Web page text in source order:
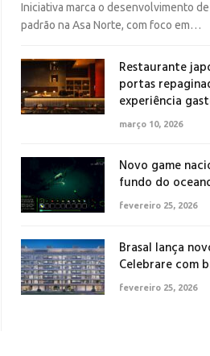
Iniciativa marca o desenvolvimento
padrão na Asa Norte, com foco em…
Restaurante
portas
experiência
março 10, 2026
Novo game
fundo do
fevereiro 25, 2026
Brasal lança
Celebrare com
fevereiro 25, 2026